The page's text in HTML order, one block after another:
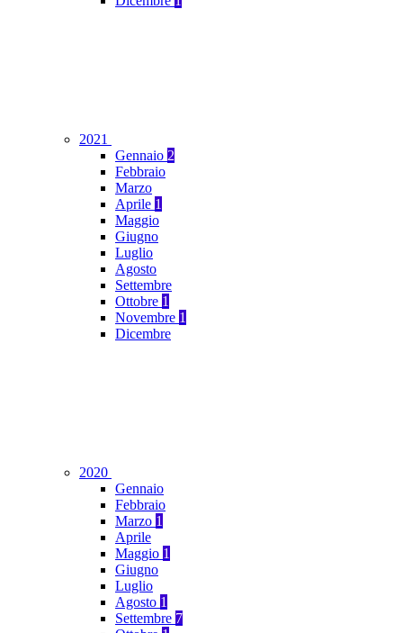
2021
Gennaio 2
Febbraio
Marzo
Aprile 1
Maggio
Giugno
Luglio
Agosto
Settembre
Ottobre 1
Novembre 1
Dicembre
2020
Gennaio
Febbraio
Marzo 1
Aprile
Maggio 1
Giugno
Luglio
Agosto 1
Settembre 7